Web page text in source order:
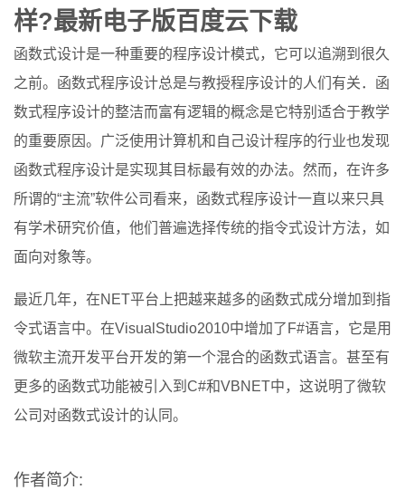
样?最新电子版百度云下载
函数式设计是一种重要的程序设计模式，它可以追溯到很久
之前。函数式程序设计总是与教授程序设计的人们有关．函
数式程序设计的整洁而富有逻辑的概念是它特别适合于教学
的重要原因。广泛使用计算机和自己设计程序的行业也发现
函数式程序设计是实现其目标最有效的办法。然而，在许多
所谓的“主流”软件公司看来，函数式程序设计一直以来只具
有学术研究价值，他们普遍选择传统的指令式设计方法，如
面向对象等。
最近几年，在NET平台上把越来越多的函数式成分增加到指
令式语言中。在VisualStudio2010中增加了F#语言，它是用
微软主流开发平台开发的第一个混合的函数式语言。甚至有
更多的函数式功能被引入到C#和VBNET中，这说明了微软
公司对函数式设计的认同。
作者简介: